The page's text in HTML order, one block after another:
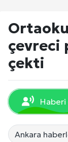
çevreci
çekti
Haberi
Ankara